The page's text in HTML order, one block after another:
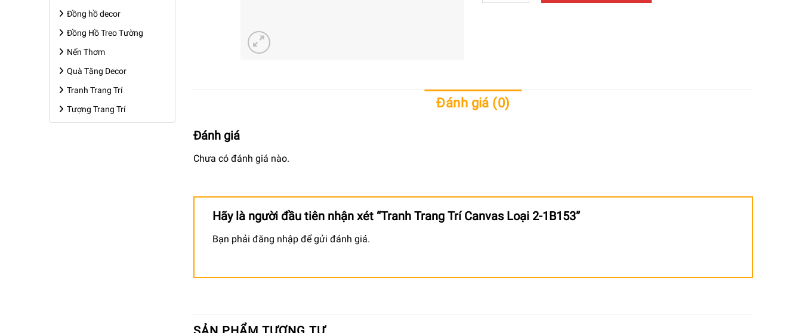
Đồng hồ decor
Đồng Hồ Treo Tường
Nến Thơm
Quà Tặng Decor
Tranh Trang Trí
Tượng Trang Trí
Đánh giá (0)
Đánh giá
Chưa có đánh giá nào.
Hãy là người đầu tiên nhận xét “Tranh Trang Trí Canvas Loại 2-1B153”
Bạn phải đăng nhập để gửi đánh giá.